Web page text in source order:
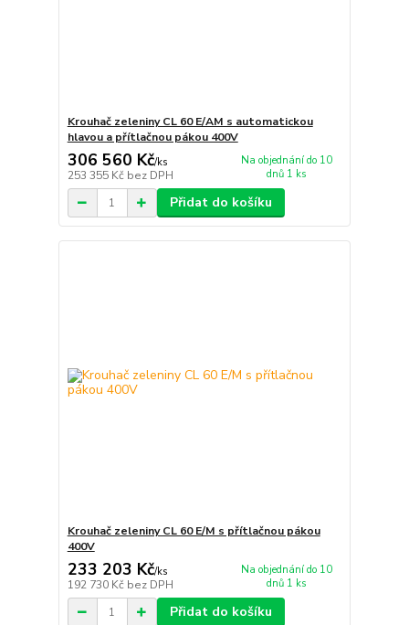
Krouhač zeleniny CL 60 E/AM s automatickou
hlavou a přítlačnou pákou 400V
306 560 Kč/ks
253 355 Kč bez DPH
Na objednání do 10
dnů 1 ks
Přidat do košíku
Krouhač zeleniny CL 60 E/M s přítlačnou pákou
400V
233 203 Kč/ks
192 730 Kč bez DPH
Na objednání do 10
dnů 1 ks
Přidat do košíku